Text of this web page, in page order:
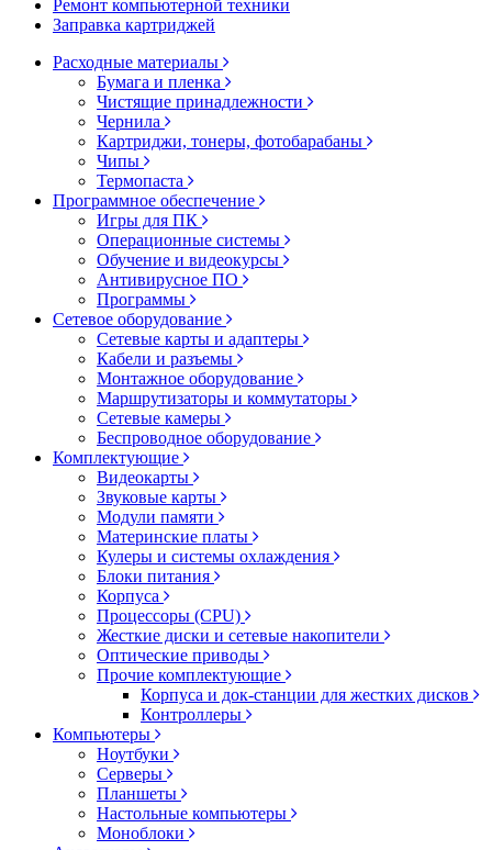
Ремонт компьютерной техники
Заправка картриджей
Расходные материалы
Бумага и пленка
Чистящие принадлежности
Чернила
Картриджи, тонеры, фотобарабаны
Чипы
Термопаста
Программное обеспечение
Игры для ПК
Операционные системы
Обучение и видеокурсы
Антивирусное ПО
Программы
Сетевое оборудование
Сетевые карты и адаптеры
Кабели и разъемы
Монтажное оборудование
Маршрутизаторы и коммутаторы
Сетевые камеры
Беспроводное оборудование
Комплектующие
Видеокарты
Звуковые карты
Модули памяти
Материнские платы
Кулеры и системы охлаждения
Блоки питания
Корпуса
Процессоры (CPU)
Жесткие диски и сетевые накопители
Оптические приводы
Прочие комплектующие
Корпуса и док-станции для жестких дисков
Контроллеры
Компьютеры
Ноутбуки
Серверы
Планшеты
Настольные компьютеры
Моноблоки